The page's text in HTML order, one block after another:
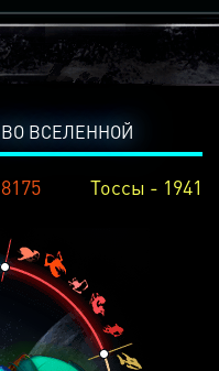
ВСЕЛЕННОЙ
Тоссы - 1941